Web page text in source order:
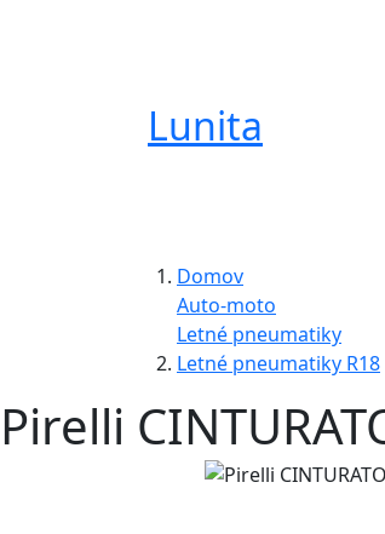
Lunita
Domov
Auto-moto
Letné pneumatiky
Letné pneumatiky R18
Pirelli